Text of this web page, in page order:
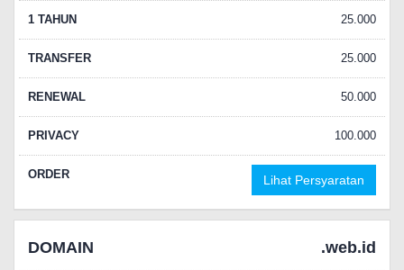
1 TAHUN 25.000
TRANSFER 25.000
RENEWAL 50.000
PRIVACY 100.000
ORDER Lihat Persyaratan
DOMAIN .web.id